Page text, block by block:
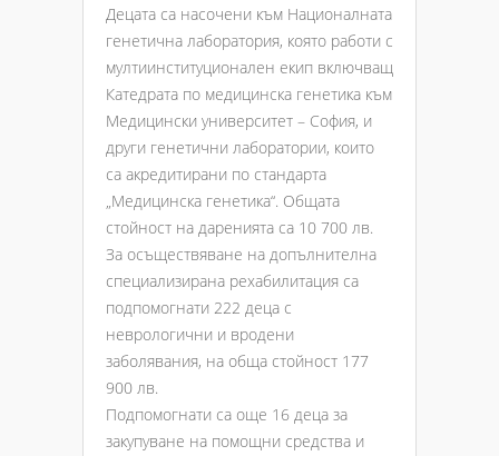
Децата са насочени към Националната
генетична лаборатория, която работи с
мултиинституционален екип включващ
Катедрата по медицинска генетика към
Медицински университет – София, и
други генетични лаборатории, които
са акредитирани по стандарта
„Медицинска генетика“. Общата
стойност на даренията са 10 700 лв.
За осъществяване на допълнителна
специализирана рехабилитация са
подпомогнати 222 деца с
неврологични и вродени
заболявания, на обща стойност 177
900 лв.
Подпомогнати са още 16 деца за
закупуване на помощни средства и